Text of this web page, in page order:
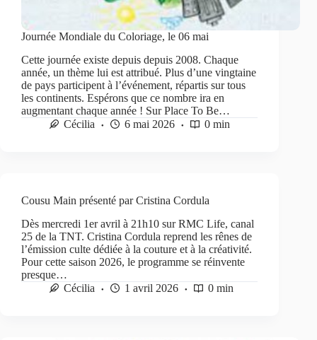
Journée Mondiale du Coloriage, le 06 mai
Cette journée existe depuis depuis 2008. Chaque
année, un thème lui est attribué. Plus d’une vingtaine
de pays participent à l’événement, répartis sur tous
les continents. Espérons que ce nombre ira en
augmentant chaque année ! Sur Place To Be…
Cécilia
6 mai 2026 0 min
Cousu Main présenté par Cristina Cordula
Dès mercredi 1er avril à 21h10 sur RMC Life, canal
25 de la TNT. Cristina Cordula reprend les rênes de
l’émission culte dédiée à la couture et à la créativité.
Pour cette saison 2026, le programme se réinvente
presque…
Cécilia
1 avril 2026 0 min